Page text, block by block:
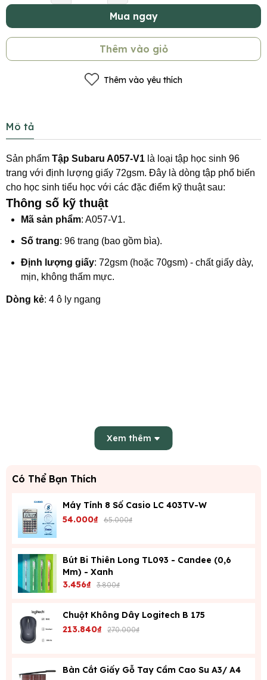
Mua ngay
Thêm vào giỏ
Thêm vào yêu thích
Mô tả
Sản phẩm Tập Subaru A057-V1 là loại tập học sinh 96
trang với định lượng giấy 72gsm. Đây là dòng tập phổ biến
cho học sinh tiểu học với các đặc điểm kỹ thuật sau:
Thông số kỹ thuật
Mã sản phẩm: A057-V1.
Số trang: 96 trang (bao gồm bìa).
Định lượng giấy: 72gsm (hoặc 70gsm) - chất giấy dày,
mịn, không thấm mực.
Dòng kẻ: 4 ô ly ngang
Xem thêm
Có Thể Bạn Thích
Máy Tính 8 Số Casio LC 403TV-W
54.000₫ 65.000₫
Bút Bi Thiên Long TL093 - Candee (0,6
Mm) - Xanh
3.456₫ 3.800₫
Chuột Không Dây Logitech B 175
213.840₫ 270.000₫
Bàn Cắt Giấy Gỗ Tay Cầm Cao Su A3/ A4